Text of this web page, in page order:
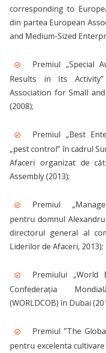
corresponding to
din partea European
and Medium-Sized
Premiul „Special
Results in Its
Association for Small
(2008);
Premiul „Best
„pest control” în cadrul
Afaceri organizat de
Assembly (2013);
Premiul
pentru domnul
directorul general al
Liderilor de Afaceri, 2013);
Premiului „World
Confederația
(WORLDCOB) în Dubai
Premiul ”The
pentru excelenta